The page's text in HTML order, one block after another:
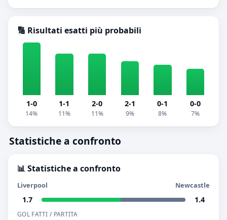
🔢 Risultati esatti più probabili
1-0
14%
1-1
11%
2-0
11%
2-1
9%
0-1
8%
0-0
7%
Statistiche a confronto
📊 Statistiche a confronto
Liverpool Newcastle
1.7 1.4
GOL FATTI / PARTITA